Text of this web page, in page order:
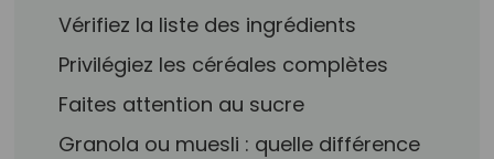
Vérifiez la liste des ingrédients
Privilégiez les céréales complètes
Faites attention au sucre
Granola ou muesli : quelle différence